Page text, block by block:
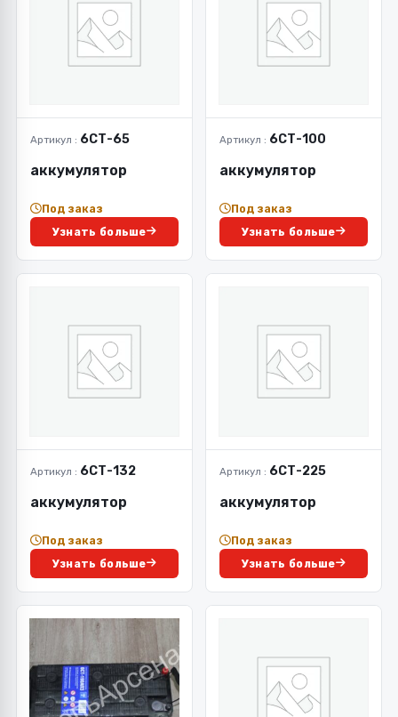
Артикул : 6СТ-65
аккумулятор
Под заказ
Узнать больше
Артикул : 6СТ-100
аккумулятор
Под заказ
Узнать больше
Артикул : 6СТ-132
аккумулятор
Под заказ
Узнать больше
Артикул : 6СТ-225
аккумулятор
Под заказ
Узнать больше